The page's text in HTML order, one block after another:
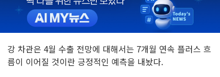
강 차관은 4월 수출 전망에 대해서는 7개월 연속 플러스 흐
름이 이어질 것이란 긍정적인 예측을 내놨다.